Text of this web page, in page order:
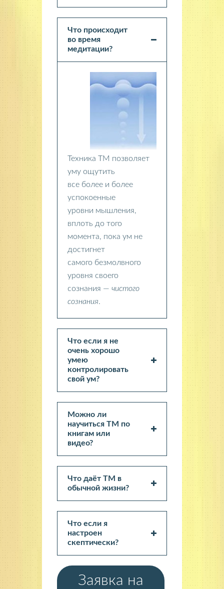
Что происходит
во время
медитации?
Техника ТМ позволяет
уму ощутить
все более и более
успокоенные
уровни мышления,
вплоть до того
момента, пока ум не
достигнет
самого безмолвного
уровня своего
сознания — чистого
сознания.
Что если я не
очень хорошо
умею
контролировать
свой ум?
Можно ли
научиться ТМ по
книгам или
видео?
Что даёт ТМ в
обычной жизни?
Что если я
настроен
скептически?
Заявка на